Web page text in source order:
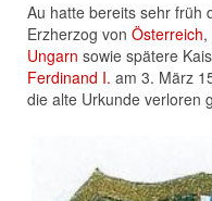
Au hatte bereits sehr früh
Erzherzog von Österreich,
Ungarn sowie spätere
Ferdinand I. am 3. März
die alte Urkunde verloren